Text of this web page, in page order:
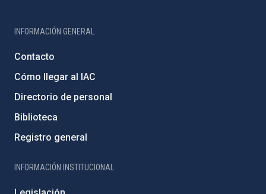
INFORMACIÓN GENERAL
Contacto
Cómo llegar al IAC
Directorio de personal
Biblioteca
Registro general
INFORMACIÓN INSTITUCIONAL